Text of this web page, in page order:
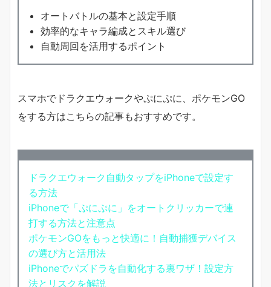
オートバトルの基本と設定手順
効率的なキャラ編成とスキル選び
自動周回を活用するポイント
スマホでドラクエウォークやぷにぷに、ポケモンGO
をする方はこちらの記事もおすすめです。
ドラクエウォーク自動タップをiPhoneで設定す
る方法
iPhoneで「ぷにぷに」をオートクリッカーで連
打する方法と注意点
ポケモンGOをもっと快適に！自動捕獲デバイス
の選び方と活用法
iPhoneでパズドラを自動化する裏ワザ！設定方
法とリスクを解説